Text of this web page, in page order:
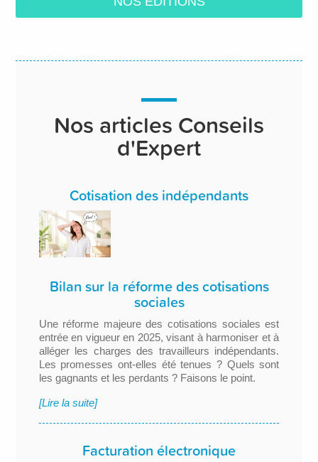
Nos articles Conseils
d'Expert
Cotisation des indépendants
Bilan sur la réforme des cotisations
sociales
Une réforme majeure des cotisations sociales est
entrée en vigueur en 2025, visant à harmoniser et à
alléger les charges des travailleurs indépendants.
Les promesses ont-elles été tenues ? Quels sont
les gagnants et les perdants ? Faisons le point.
[Lire la suite]
Facturation électronique